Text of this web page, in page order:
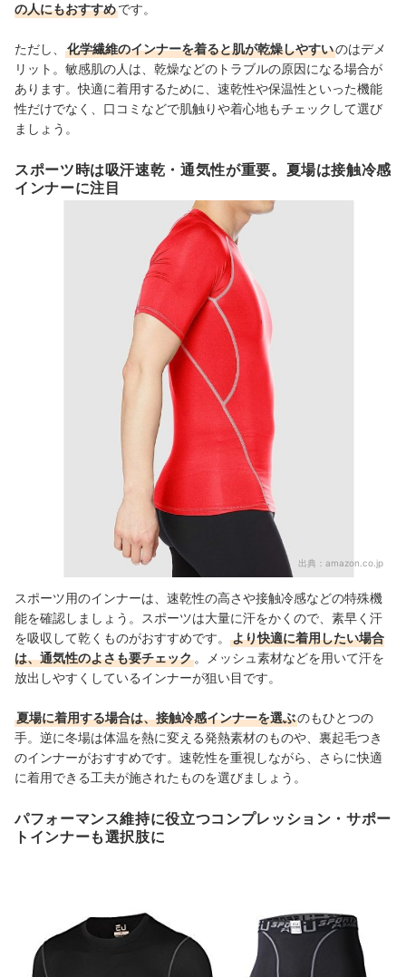
の人にもおすすめです。
ただし、 化学繊維のインナーを着ると肌が乾燥しやすいのはデメ
リット。敏感肌の人は、乾燥などのトラブルの原因になる場合が
あります。快適に着用するために、速乾性や保温性といった機能
性だけでなく、口コミなどで肌触りや着心地もチェックして選び
ましょう。
スポーツ時は吸汗速乾・通気性が重要。夏場は接触冷感
インナーに注目
出典： amazon.co.jp
スポーツ用のインナーは、速乾性の高さや接触冷感などの特殊機
能を確認しましょう。スポーツは大量に汗をかくので、素早く汗
を吸収して乾くものがおすすめです。
より快適に着用したい場合
は、通気性のよさも要チェック。メッシュ素材などを用いて汗を
放出しやすくしているインナーが狙い目です。
夏場に着用する場合は、接触冷感インナーを選ぶのもひとつの
手。逆に冬場は体温を熱に変える発熱素材のものや、裏起毛つき
のインナーがおすすめです。速乾性を重視しながら、さらに快適
に着用できる工夫が施されたものを選びましょう。
パフォーマンス維持に役立つコンプレッション・サポー
トインナーも選択肢に